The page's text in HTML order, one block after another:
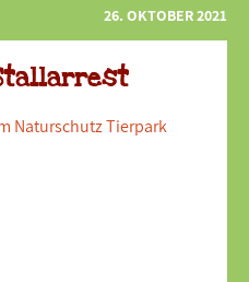
26. OKTOBER 2021
Naturschutz Tierpark